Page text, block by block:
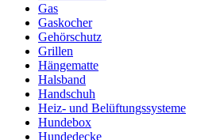
Gas
Gaskocher
Gehörschutz
Grillen
Hängematte
Halsband
Handschuh
Heiz- und Belüftungssysteme
Hundebox
Hundedecke